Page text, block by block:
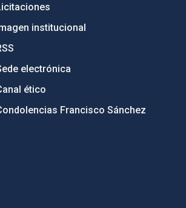
institucional
electrónica
ético
Francisco Sánchez